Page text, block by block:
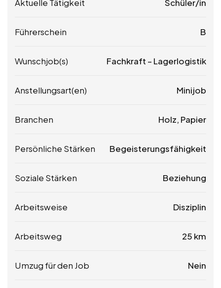
Aktuelle Tätigkeit Schüler/in
Führerschein B
Wunschjob(s) Fachkraft – Lagerlogistik
Anstellungsart(en) Minijob
Branchen Holz, Papier
Persönliche Stärken Begeisterungsfähigkeit
Soziale Stärken Beziehung
Arbeitsweise Disziplin
Arbeitsweg 25 km
Umzug für den Job Nein